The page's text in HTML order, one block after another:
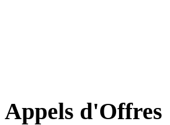
Appels d'Offres